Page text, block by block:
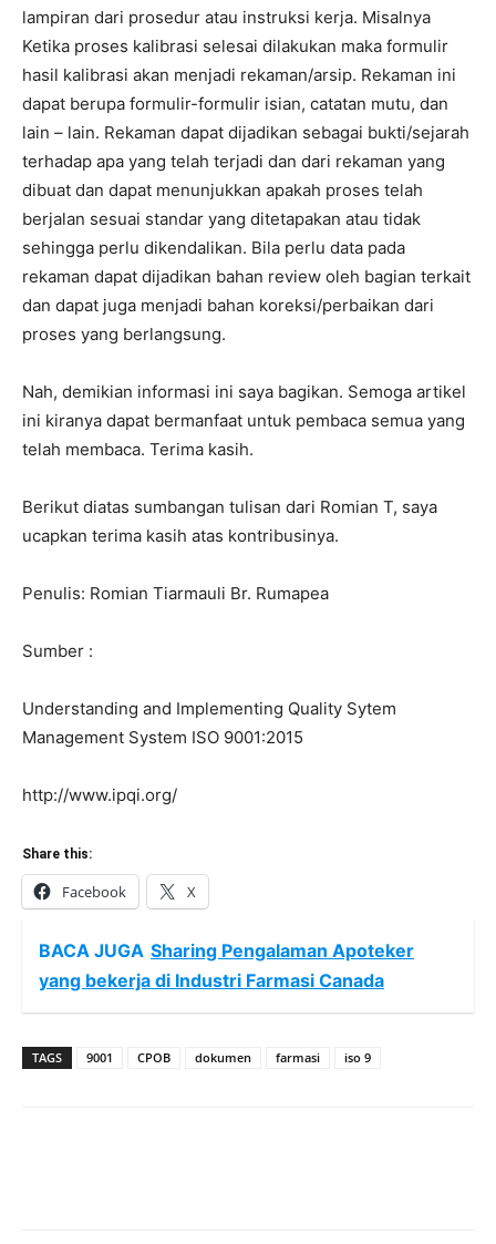
lampiran dari prosedur atau instruksi kerja. Misalnya
Ketika proses kalibrasi selesai dilakukan maka formulir
hasil kalibrasi akan menjadi rekaman/arsip. Rekaman ini
dapat berupa formulir-formulir isian, catatan mutu, dan
lain – lain. Rekaman dapat dijadikan sebagai bukti/sejarah
terhadap apa yang telah terjadi dan dari rekaman yang
dibuat dan dapat menunjukkan apakah proses telah
berjalan sesuai standar yang ditetapakan atau tidak
sehingga perlu dikendalikan. Bila perlu data pada
rekaman dapat dijadikan bahan review oleh bagian terkait
dan dapat juga menjadi bahan koreksi/perbaikan dari
proses yang berlangsung.
Nah, demikian informasi ini saya bagikan. Semoga artikel
ini kiranya dapat bermanfaat untuk pembaca semua yang
telah membaca. Terima kasih.
Berikut diatas sumbangan tulisan dari Romian T, saya
ucapkan terima kasih atas kontribusinya.
Penulis: Romian Tiarmauli Br. Rumapea
Sumber :
Understanding and Implementing Quality Sytem
Management System ISO 9001:2015
http://www.ipqi.org/
Share this:
Facebook X
BACA JUGA Sharing Pengalaman Apoteker
yang bekerja di Industri Farmasi Canada
TAGS 9001 CPOB dokumen farmasi iso 9